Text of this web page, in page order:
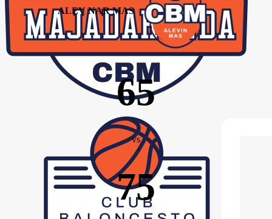
ALEV NAR MAS
65
vs
75